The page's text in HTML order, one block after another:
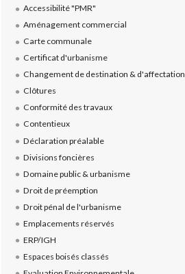
Accessibilité "PMR"
Aménagement commercial
Carte communale
Certificat d'urbanisme
Changement de destination & d'affectation
Clôtures
Conformité des travaux
Contentieux
Déclaration préalable
Divisions foncières
Domaine public & urbanisme
Droit de préemption
Droit pénal de l'urbanisme
Emplacements réservés
ERP/IGH
Espaces boisés classés